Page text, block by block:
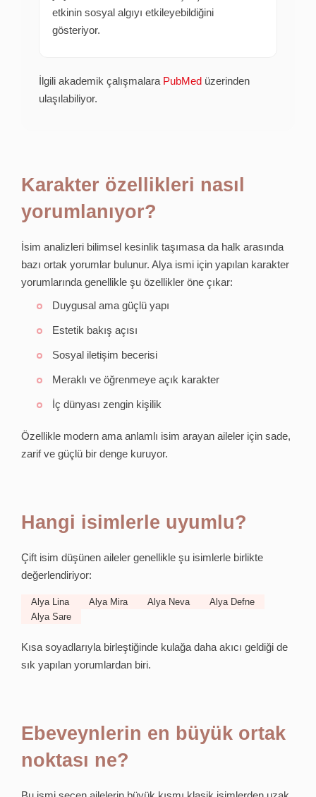
etkinin sosyal algıyı etkileyebildiğini
gösteriyor.
İlgili akademik çalışmalara PubMed üzerinden
ulaşılabiliyor.
Karakter özellikleri nasıl
yorumlanıyor?
İsim analizleri bilimsel kesinlik taşımasa da halk arasında
bazı ortak yorumlar bulunur. Alya ismi için yapılan karakter
yorumlarında genellikle şu özellikler öne çıkar:
Duygusal ama güçlü yapı
Estetik bakış açısı
Sosyal iletişim becerisi
Meraklı ve öğrenmeye açık karakter
İç dünyası zengin kişilik
Özellikle modern ama anlamlı isim arayan aileler için sade,
zarif ve güçlü bir denge kuruyor.
Hangi isimlerle uyumlu?
Çift isim düşünen aileler genellikle şu isimlerle birlikte
değerlendiriyor:
Alya Lina Alya Mira Alya Neva
Alya Defne
Alya Sare
Kısa soyadlarıyla birleştiğinde kulağa daha akıcı geldiği de
sık yapılan yorumlardan biri.
Ebeveynlerin en büyük ortak
noktası ne?